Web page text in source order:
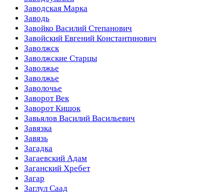
Заводская Марка
Заводь
Завойко Василий Степанович
Завойский Евгений Константинович
Заволжск
Заволжские Старцы
Заволжье
Заволжье
Заволочье
Заворот Век
Заворот Кишок
Завьялов Василий Васильевич
Завязка
Завязь
Загадка
Загаевский Адам
Заганский Хребет
Загар
Заглул Саад